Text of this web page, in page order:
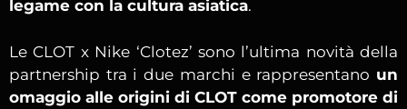
legame con la cultura asiatica.
Le CLOT x Nike ‘Clotez’ sono l’ultima novità della
partnership tra i due marchi e rappresentano un
omaggio alle origini di CLOT come promotore di